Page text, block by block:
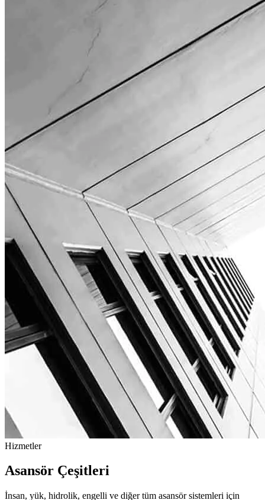
Hizmetler
Asansör Çeşitleri
İnsan, yük, hidrolik, engelli ve diğer tüm asansör sistemleri için